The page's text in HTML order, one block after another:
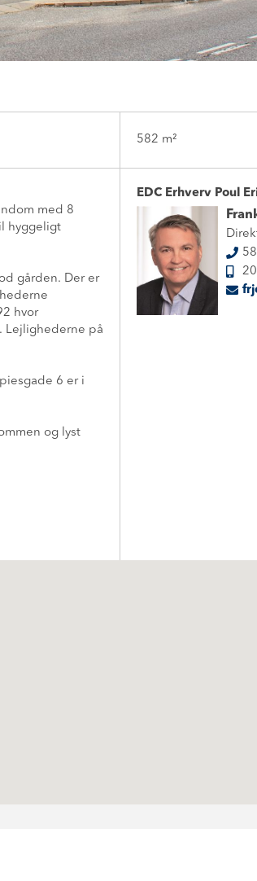
582 m²
med 8
hyggeligt
gården. Der er
hvor
Lejlighederne på
6 er i
og lyst
EDC Erhverv Poul